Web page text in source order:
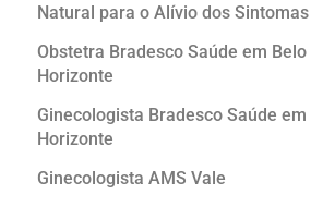
Natural para o Alívio dos Sintomas
Obstetra Bradesco Saúde em Belo
Horizonte
Ginecologista Bradesco Saúde em
Horizonte
Ginecologista AMS Vale